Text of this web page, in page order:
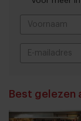
Best gelezen